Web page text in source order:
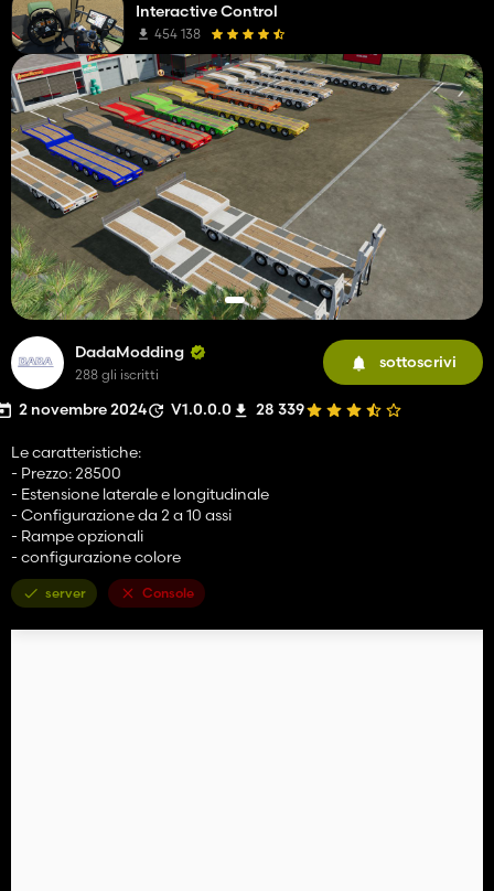
DadaModding
288 gli iscritti
sottoscrivi
2 novembre 2024 V1.0.0.0 28 339
Le caratteristiche:
- Prezzo: 28500
- Estensione laterale e longitudinale
- Configurazione da 2 a 10 assi
- Rampe opzionali
- configurazione colore
server Console
Interactive Control
454 138